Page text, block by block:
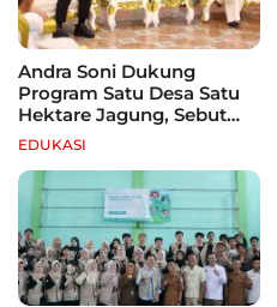
Andra Soni Dukung
Program Satu Desa Satu
Hektare Jagung, Sebut
Banten Punya Peluang
Jadi Sentra Produksi
EDUKASI